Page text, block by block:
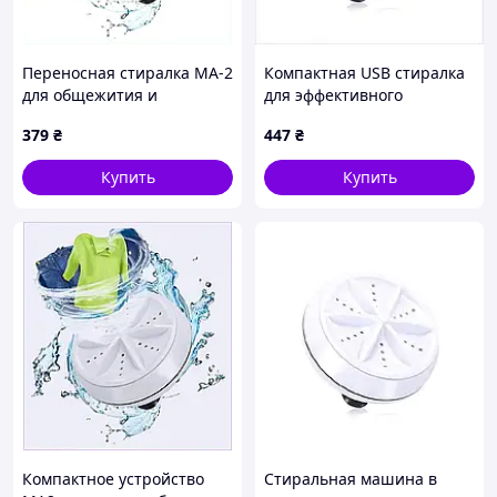
Преимущества:
Компактная и лёгкая -
легко переносить и
хранить
Ультразвуковая
технология - эффективное удаление
загрязнений без повреждения ткани
Простое управление - таймер на 0-10
минут, стабильная работа
Экономия ресурсов - низкое потребление
электроэнергии и воды
Современный дизайн - вписывается в
любой интерьер Легко мыть и чистить
Переносная стиралка МА-2
для общежития и
379 ₴
Купить
Компактная USB стиралка
для эффективного
447 ₴
Купить
Компактное устройство
Стиральная машина в